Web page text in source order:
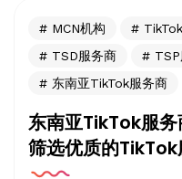
MCN机构
TSD服务商
东南亚TikTok服务商
东南亚TikTok服
筛选优质的